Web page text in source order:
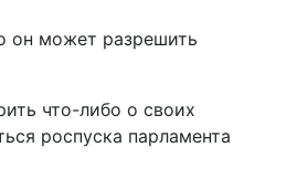
он может разрешить
что-либо о своих
роспуска парламента